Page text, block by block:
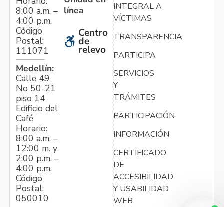
8:00 a.m. –
4:00 p.m.
Código
Postal:
111071
Medellín:
Calle 49
No 50-21
piso 14
Edificio del
Café
Horario:
8:00 a.m. –
12:00 m. y
2:00 p.m. –
4:00 p.m.
Código
Postal:
050010
línea
Centro
de
relevo
INTEGRAL A
VÍCTIMAS
TRANSPARENCIA
PARTICIPA
SERVICIOS
Y
TRÁMITES
PARTICIPACIÓN
INFORMACIÓN
CERTIFICADO
DE
ACCESIBILIDAD
Y USABILIDAD
WEB